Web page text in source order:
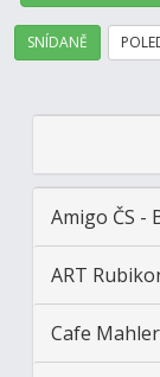
SNÍDANĚ
Amigo ČS -
ART
Cafe Mahler